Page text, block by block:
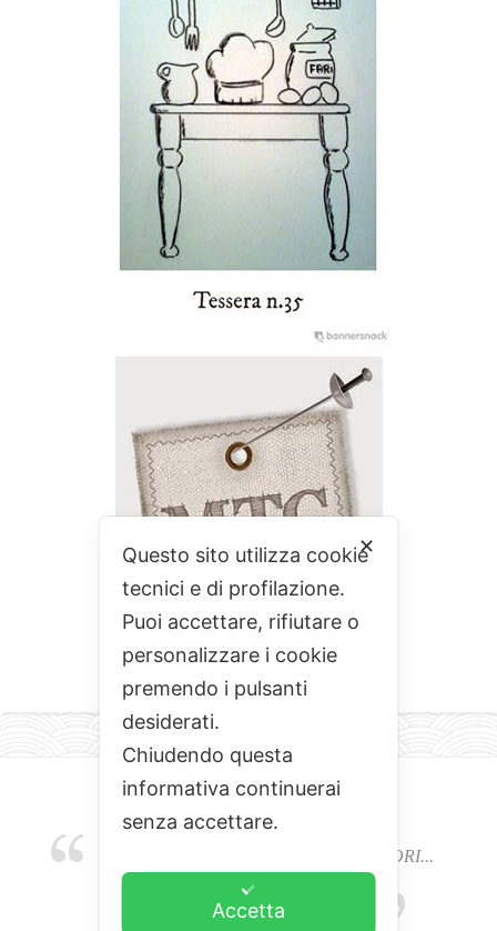
EMOZIONI, COLORI, ODORI E SAPORI...
L'ALCHIMIA DEL BUON CIBO
✕
Questo sito utilizza cookie
tecnici e di profilazione.
Puoi accettare, rifiutare o
personalizzare i cookie
premendo i pulsanti
desiderati.
Chiudendo questa
informativa continuerai
senza accettare.
Accetta